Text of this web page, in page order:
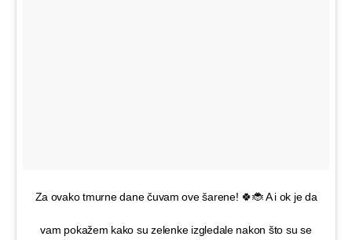
Za ovako tmurne dane čuvam ove šarene! 🍀🐞 A i ok je da
vam pokažem kako su zelenke izgledale nakon što su se